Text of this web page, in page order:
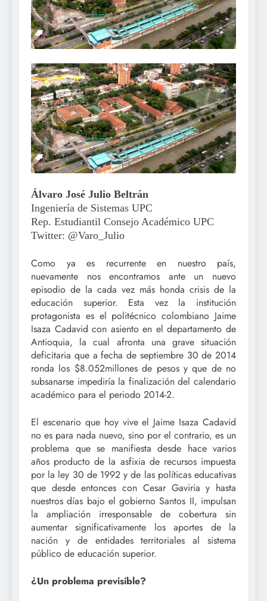
Álvaro José Julio Beltrán
Ingeniería de Sistemas UPC
Rep. Estudiantil Consejo Académico UPC
Twitter: @Varo_Julio
Como ya es recurrente en nuestro país,
nuevamente nos encontramos ante un nuevo
episodio de la cada vez más honda crisis de la
educación superior. Esta vez la institución
protagonista es el politécnico colombiano Jaime
Isaza Cadavid con asiento en el departamento de
Antioquia, la cual afronta una grave situación
deficitaria que a fecha de septiembre 30 de 2014
ronda los $8.052millones de pesos y que de no
subsanarse impediría la finalización del calendario
académico para el periodo 2014-2.
El escenario que hoy vive el Jaime Isaza Cadavid
no es para nada nuevo, sino por el contrario, es un
problema que se manifiesta desde hace varios
años producto de la asfixia de recursos impuesta
por la ley 30 de 1992 y de las políticas educativas
que desde entonces con Cesar Gaviria y hasta
nuestros días bajo el gobierno Santos II, impulsan
la ampliación irresponsable de cobertura sin
aumentar significativamente los aportes de la
nación y de entidades territoriales al sistema
público de educación superior.
¿Un problema previsible?